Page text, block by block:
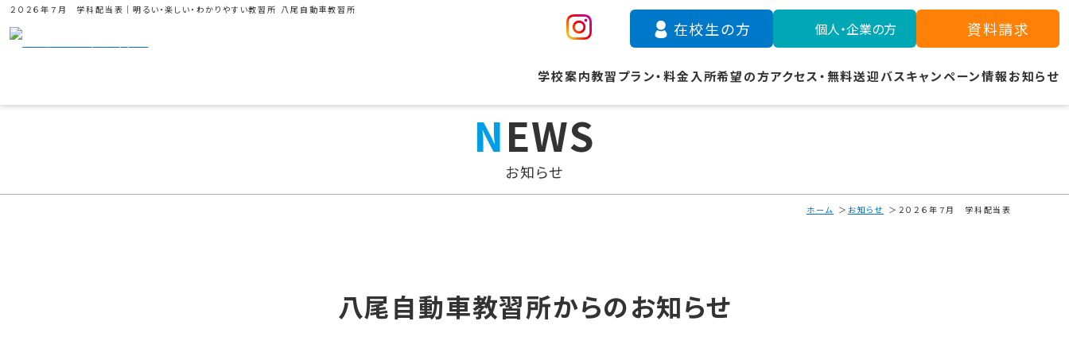
２０２６年７月 学科配当表｜明るい・楽しい・わかりやすい教習所 八尾自動車教習所
学校案内教習プラン・料金 入所希望の方アクセス・無料送迎バスキャンペーン情報お知らせ
在校生の方 個人・企業の方 資料請求
NEWS
お知らせ
ホーム お知らせ ２０２６年７月 学科配当表
八尾自動車教習所からのお知らせ